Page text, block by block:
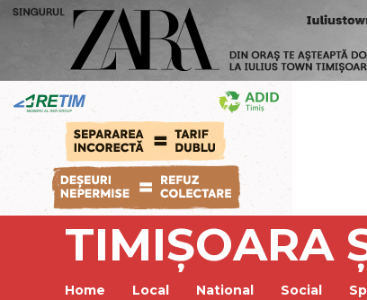
TIMIȘOARA
Home Local National Social